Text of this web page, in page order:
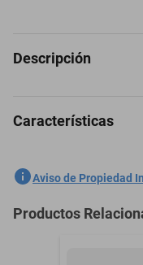
Descripción
Espejo Retrovisor para
Características
SKU
Marca
Aviso de Propiedad
Productos